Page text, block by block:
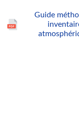
Guide